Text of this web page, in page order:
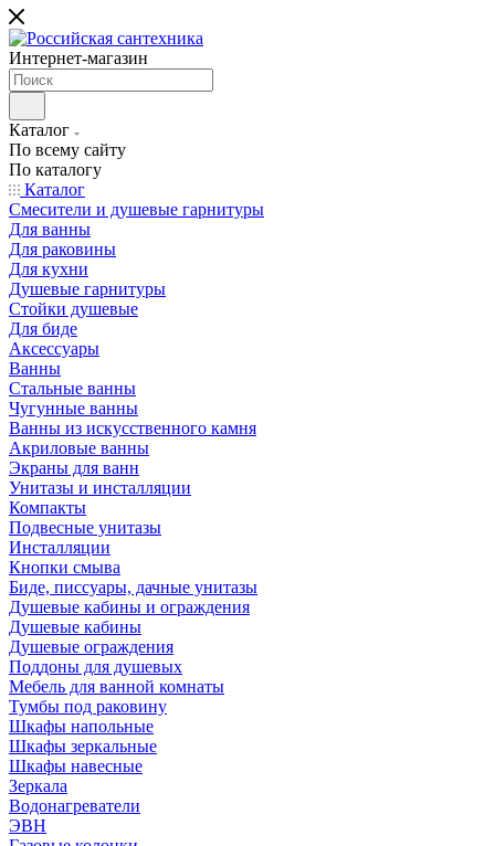
Интернет-магазин
Каталог
По всему сайту
По каталогу
Каталог
Смесители и душевые гарнитуры
Для ванны
Для раковины
Для кухни
Душевые гарнитуры
Стойки душевые
Для биде
Аксессуары
Ванны
Стальные ванны
Чугунные ванны
Ванны из искусственного камня
Акриловые ванны
Экраны для ванн
Унитазы и инсталляции
Компакты
Подвесные унитазы
Инсталляции
Кнопки смыва
Биде, писсуары, дачные унитазы
Душевые кабины и ограждения
Душевые кабины
Душевые ограждения
Поддоны для душевых
Мебель для ванной комнаты
Тумбы под раковину
Шкафы напольные
Шкафы зеркальные
Шкафы навесные
Зеркала
Водонагреватели
ЭВН